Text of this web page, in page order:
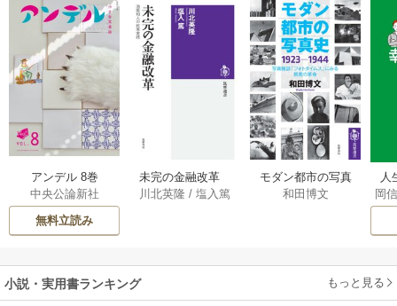
アンデル 8巻
中央公論新社
無料立読み
未完の金融改革
――池尾和人の政
川北英隆 /塩入篤
モダン都市の写真
史 1923－1944
和田博文
人
教
岡
小説・実用書ランキング もっと見る